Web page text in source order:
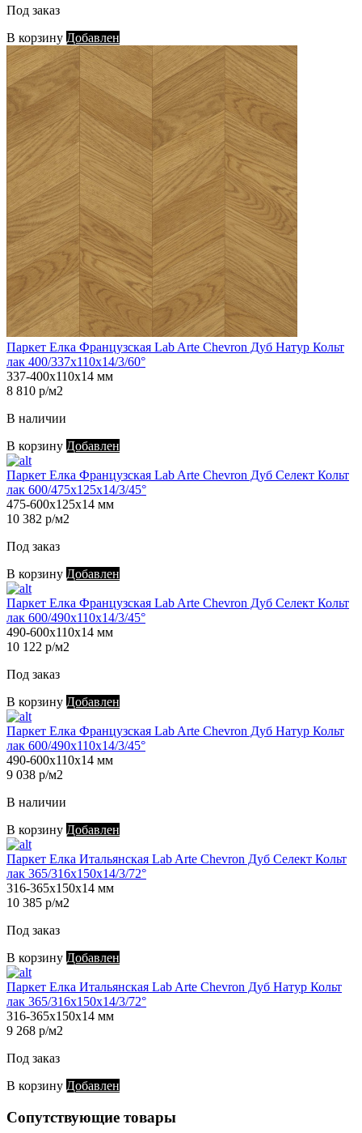
Под заказ
В корзину Добавлен
Паркет Елка Французская Lab Arte Chevron Дуб Натур Кольт
лак 400/337х110х14/3/60°
337-400х110х14 мм
8 810 р/м2
В наличии
В корзину Добавлен
Паркет Елка Французская Lab Arte Chevron Дуб Селект Кольт
лак 600/475х125х14/3/45°
475-600х125х14 мм
10 382 р/м2
Под заказ
В корзину Добавлен
Паркет Елка Французская Lab Arte Chevron Дуб Селект Кольт
лак 600/490х110х14/3/45°
490-600х110х14 мм
10 122 р/м2
Под заказ
В корзину Добавлен
Паркет Елка Французская Lab Arte Chevron Дуб Натур Кольт
лак 600/490х110х14/3/45°
490-600х110х14 мм
9 038 р/м2
В наличии
В корзину Добавлен
Паркет Елка Итальянская Lab Arte Chevron Дуб Селект Кольт
лак 365/316х150х14/3/72°
316-365х150х14 мм
10 385 р/м2
Под заказ
В корзину Добавлен
Паркет Елка Итальянская Lab Arte Chevron Дуб Натур Кольт
лак 365/316х150х14/3/72°
316-365х150х14 мм
9 268 р/м2
Под заказ
В корзину Добавлен
Сопутствующие товары